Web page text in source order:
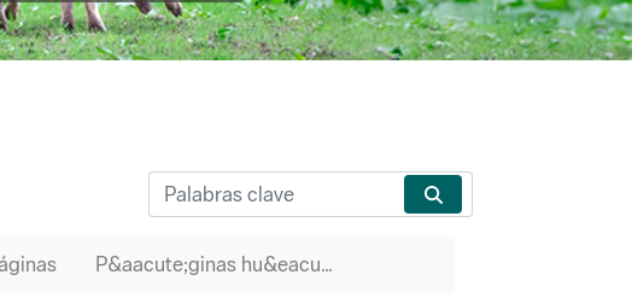
P&aacute;ginas hu&eacute;rfanas